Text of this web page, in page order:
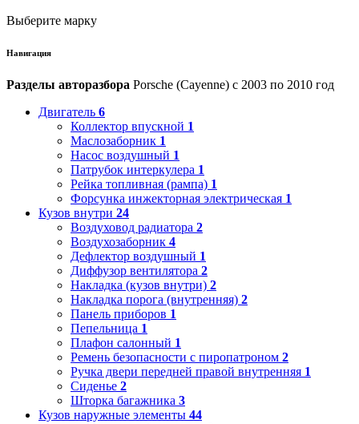
Выберите марку
Навигация
Разделы авторазбора Porsche (Cayenne) с 2003 по 2010 год
Двигатель 6
Коллектор впускной 1
Маслозаборник 1
Насос воздушный 1
Патрубок интеркулера 1
Рейка топливная (рампа) 1
Форсунка инжекторная электрическая 1
Кузов внутри 24
Воздуховод радиатора 2
Воздухозаборник 4
Дефлектор воздушный 1
Диффузор вентилятора 2
Накладка (кузов внутри) 2
Накладка порога (внутренняя) 2
Панель приборов 1
Пепельница 1
Плафон салонный 1
Ремень безопасности с пиропатроном 2
Ручка двери передней правой внутренняя 1
Сиденье 2
Шторка багажника 3
Кузов наружные элементы 44